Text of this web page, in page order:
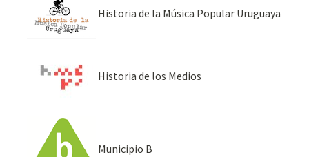
Historia de la Música Popular Uruguaya
Historia de los Medios
Municipio B